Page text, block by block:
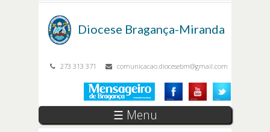
Diocese Bragança-Miranda
273 313 371 comunicacao.diocesebm@gmail.com
☰ Menu